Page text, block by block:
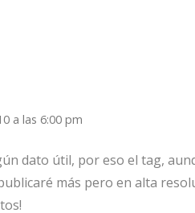
a las 6:00 pm
dato útil, por eso el tag,
más pero en alta